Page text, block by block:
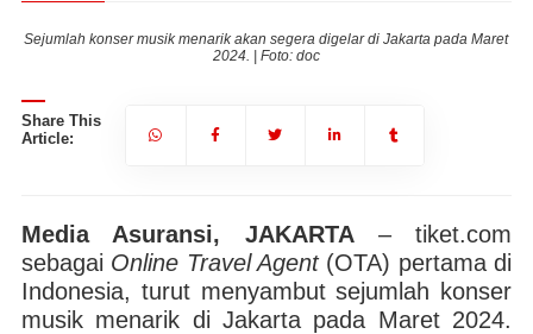
Sejumlah konser musik menarik akan segera digelar di Jakarta pada Maret
2024. | Foto: doc
Share This
Article:
Media Asuransi, JAKARTA– tiket.com
sebagai Online Travel Agent(OTA) pertama di
Indonesia, turut menyambut sejumlah konser
musik menarik di Jakarta pada Maret 2024.